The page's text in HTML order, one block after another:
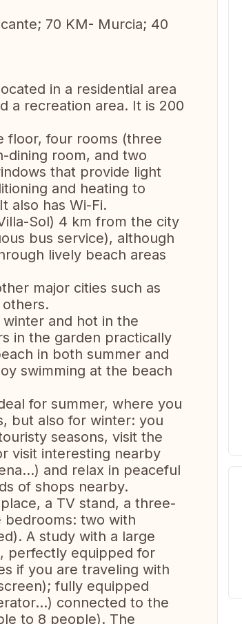
70 KM- Murcia; 40
in a residential area
a recreation area. It is 200
floor, four rooms (three
dining room, and two
that provide light
and heating to
also has Wi-Fi.
Sol) 4 km from the city
bus service), although
lively beach areas
major cities such as
and hot in the
in the garden practically
in both summer and
swimming at the beach
for summer, where you
but also for winter: you
seasons, visit the
visit interesting nearby
and relax in peaceful
of shops nearby.
a TV stand, a three-
bedrooms: two with
A study with a large
perfectly equipped for
if you are traveling with
fully equipped
connected to the
to 8 people). The